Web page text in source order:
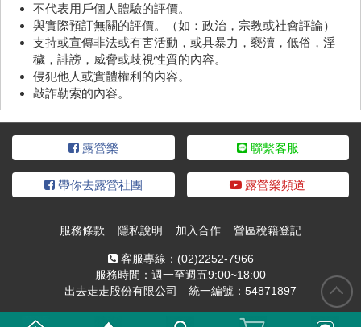
不代表用戶個人體驗的評價。
與實際預訂無關的評價。（如：政治，宗教或社會評論）
支持或宣傳非法或有害活動，或具暴力，褻瀆，低俗，淫
穢，誹謗，威脅或歧視性質的內容。
侵犯他人或實體權利的內容。
敲詐勒索的內容。
露營樂 聯繫客服
帶你去露營社團 露營樂頻道
服務條款 隱私說明 加入合作 營區稅籍登記
客服專線： (02)2252-7966
服務時間：週一至週五9:00~18:00
出去走走股份有限公司 統一編號：54871897